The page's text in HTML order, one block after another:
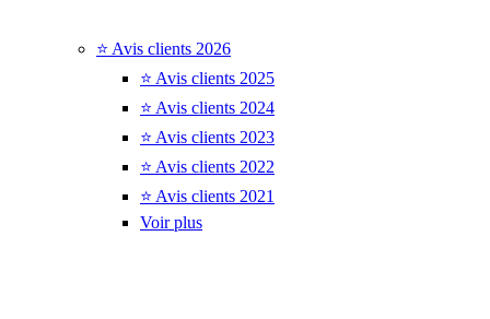
⭐ Avis clients 2026
⭐ Avis clients 2025
⭐ Avis clients 2024
⭐ Avis clients 2023
⭐ Avis clients 2022
⭐ Avis clients 2021
Voir plus